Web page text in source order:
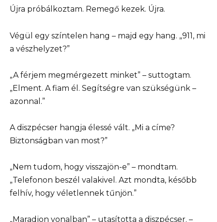
Újra próbálkoztam. Remegő kezek. Újra.
Végül egy színtelen hang – majd egy hang. „911, mi
a vészhelyzet?”
„A férjem megmérgezett minket” – suttogtam.
„Elment. A fiam él. Segítségre van szükségünk –
azonnal.”
A diszpécser hangja élessé vált. „Mi a címe?
Biztonságban van most?”
„Nem tudom, hogy visszajön-e” – mondtam.
„Telefonon beszél valakivel. Azt mondta, később
felhív, hogy véletlennek tűnjön.”
„Maradjon vonalban” – utasította a diszpécser. –